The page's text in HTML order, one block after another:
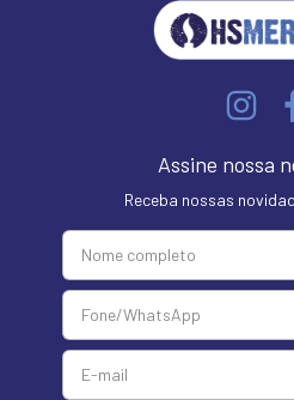
Assine nossa
Receba nossas